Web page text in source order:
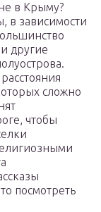
в Крыму?
в зависимости
другие
сложно
чтобы
посмотреть